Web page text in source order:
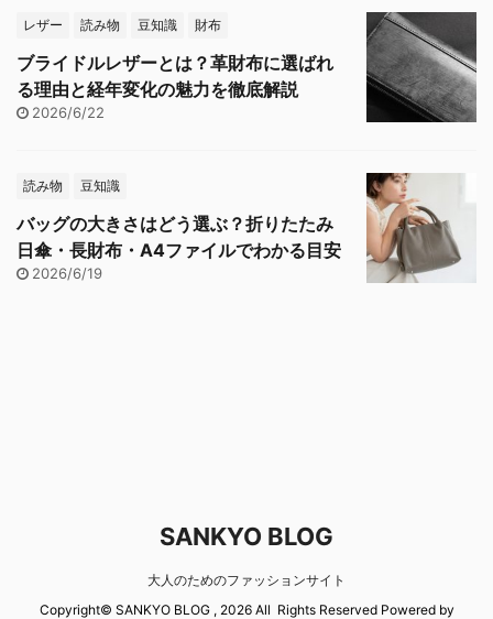
レザー 読み物 豆知識 財布
ブライドルレザーとは？革財布に選ばれ
る理由と経年変化の魅力を徹底解説
2026/6/22
読み物 豆知識
バッグの大きさはどう選ぶ？折りたたみ
日傘・長財布・A4ファイルでわかる目安
2026/6/19
SANKYO BLOG
大人のためのファッションサイト
Copyright© SANKYO BLOG , 2026 All Rights Reserved Powered by